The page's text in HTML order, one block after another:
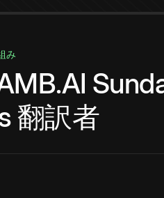
み
翻訳者